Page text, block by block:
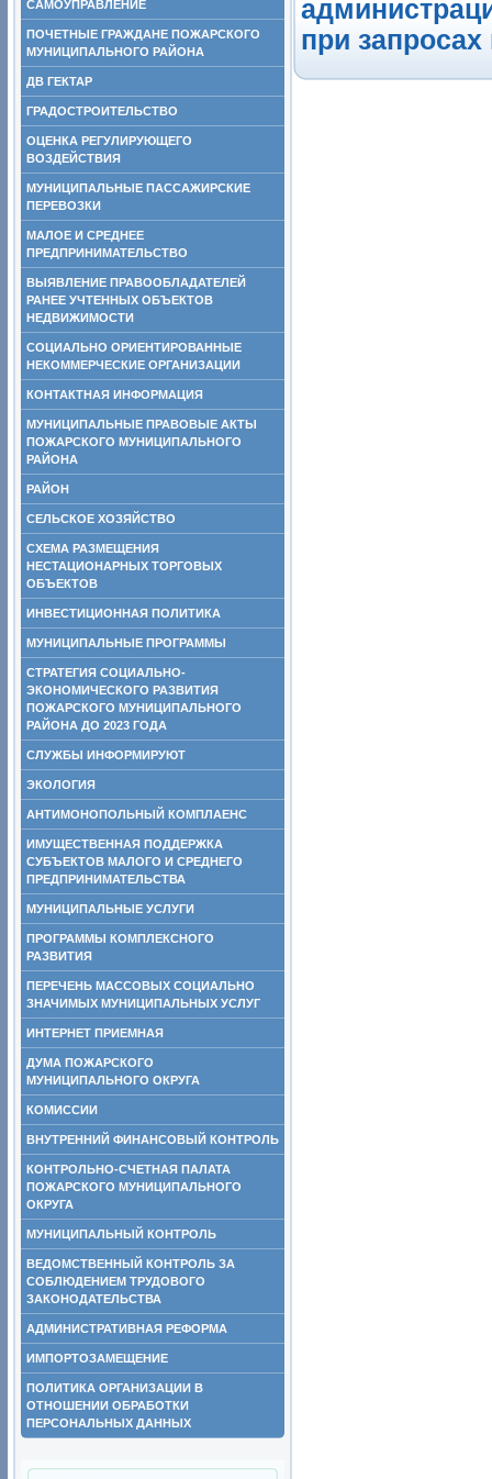
САМОУПРАВЛЕНИЕ
ПОЧЕТНЫЕ ГРАЖДАНЕ ПОЖАРСКОГО
МУНИЦИПАЛЬНОГО РАЙОНА
ДВ ГЕКТАР
ГРАДОСТРОИТЕЛЬСТВО
ОЦЕНКА РЕГУЛИРУЮЩЕГО
ВОЗДЕЙСТВИЯ
МУНИЦИПАЛЬНЫЕ ПАССАЖИРСКИЕ
ПЕРЕВОЗКИ
МАЛОЕ И СРЕДНЕЕ
ПРЕДПРИНИМАТЕЛЬСТВО
ВЫЯВЛЕНИЕ ПРАВООБЛАДАТЕЛЕЙ
РАНЕЕ УЧТЕННЫХ ОБЪЕКТОВ
НЕДВИЖИМОСТИ
СОЦИАЛЬНО ОРИЕНТИРОВАННЫЕ
НЕКОММЕРЧЕСКИЕ ОРГАНИЗАЦИИ
КОНТАКТНАЯ ИНФОРМАЦИЯ
МУНИЦИПАЛЬНЫЕ ПРАВОВЫЕ АКТЫ
ПОЖАРСКОГО МУНИЦИПАЛЬНОГО
РАЙОНА
РАЙОН
СЕЛЬСКОЕ ХОЗЯЙСТВО
СХЕМА РАЗМЕЩЕНИЯ
НЕСТАЦИОНАРНЫХ ТОРГОВЫХ
ОБЪЕКТОВ
ИНВЕСТИЦИОННАЯ ПОЛИТИКА
МУНИЦИПАЛЬНЫЕ ПРОГРАММЫ
СТРАТЕГИЯ СОЦИАЛЬНО-
ЭКОНОМИЧЕСКОГО РАЗВИТИЯ
ПОЖАРСКОГО МУНИЦИПАЛЬНОГО
РАЙОНА ДО 2023 ГОДА
СЛУЖБЫ ИНФОРМИРУЮТ
ЭКОЛОГИЯ
АНТИМОНОПОЛЬНЫЙ КОМПЛАЕНС
ИМУЩЕСТВЕННАЯ ПОДДЕРЖКА
СУБЪЕКТОВ МАЛОГО И СРЕДНЕГО
ПРЕДПРИНИМАТЕЛЬСТВА
МУНИЦИПАЛЬНЫЕ УСЛУГИ
ПРОГРАММЫ КОМПЛЕКСНОГО
РАЗВИТИЯ
ПЕРЕЧЕНЬ МАССОВЫХ СОЦИАЛЬНО
ЗНАЧИМЫХ МУНИЦИПАЛЬНЫХ УСЛУГ
ИНТЕРНЕТ ПРИЕМНАЯ
ДУМА ПОЖАРСКОГО
МУНИЦИПАЛЬНОГО ОКРУГА
КОМИССИИ
ВНУТРЕННИЙ ФИНАНСОВЫЙ КОНТРОЛЬ
КОНТРОЛЬНО-СЧЕТНАЯ ПАЛАТА
ПОЖАРСКОГО МУНИЦИПАЛЬНОГО
ОКРУГА
МУНИЦИПАЛЬНЫЙ КОНТРОЛЬ
ВЕДОМСТВЕННЫЙ КОНТРОЛЬ ЗА
СОБЛЮДЕНИЕМ ТРУДОВОГО
ЗАКОНОДАТЕЛЬСТВА
АДМИНИСТРАТИВНАЯ РЕФОРМА
ИМПОРТОЗАМЕЩЕНИЕ
ПОЛИТИКА ОРГАНИЗАЦИИ В
ОТНОШЕНИИ ОБРАБОТКИ
ПЕРСОНАЛЬНЫХ ДАННЫХ
при запросах